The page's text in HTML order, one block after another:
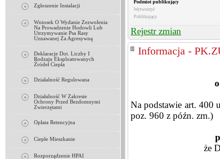
Zgłoszenie Instalacji
Wniosek O Wydanie Zezwolenia
Na Prowadzenie Hodowli Lub
Utrzymywanie Psa Rasy
Uznawanej Za Agresywną
Deklaracje Dot. Liczby I
Rodzaju Eksploatowanych
Źródeł Ciepła
Działalność Regulowana
Działalność W Zakresie
Ochrony Przed Bezdomnymi
Zwierzętami
Opłata Retencyjna
Ciepłe Mieszkanie
Rozporządzenie HPAI
Podmiot publikujący
Wytworzył
Publikujący
Rejestr zmian
Informacja -
Na podstawie art. 400
poz. 960 z późn. zm.)
że